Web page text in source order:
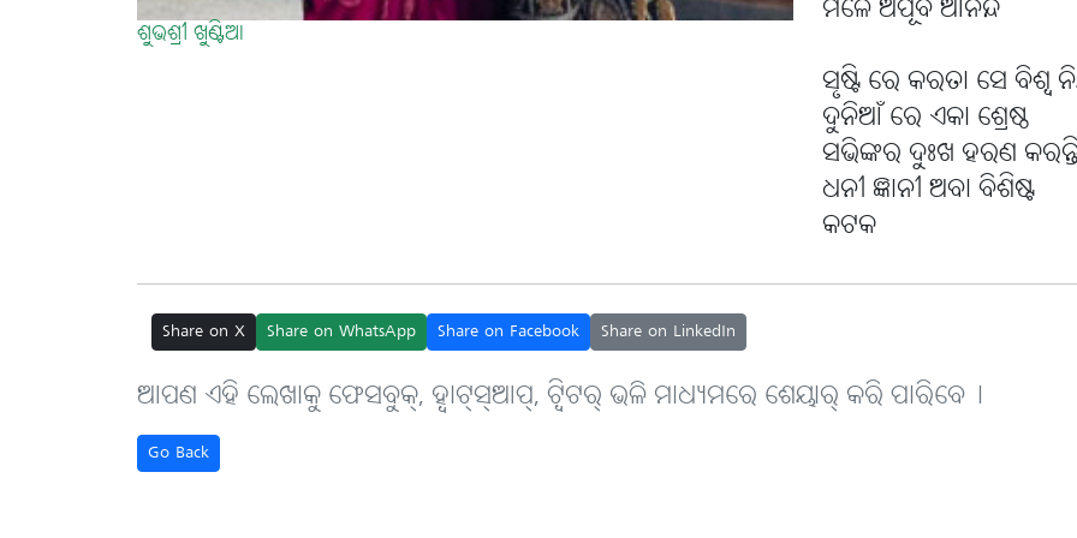
ଶୁଭଶ୍ରୀ ଖୁଣ୍ଟିଆ
ମିଳେ ଅପୂର୍ବ ଆନନ୍ଦ
ସୃଷ୍ଟି ରେ କରତା ସେ ବିଶ୍ୱ
ଦୁନିଆଁ ରେ ଏକା ଶ୍ରେଷ୍ଠ
ସଭିଙ୍କର ଦୁଃଖ ହରଣ
ଧନୀ ଜ୍ଞାନୀ ଅବା ବିଶିଷ୍ଟ
କଟକ
Share on X Share on WhatsApp Share on Facebook Share on LinkedIn
ଆପଣ ଏହି ଲେଖାକୁ ଫେସବୁକ୍, ହ୍ବାଟ୍‌ସ୍‌ଆପ୍, ଟ୍ବିଟର୍ ଭଳି ମାଧ୍ୟମରେ ଶେୟାର୍ କରି ପାରିବେ୤
Go Back